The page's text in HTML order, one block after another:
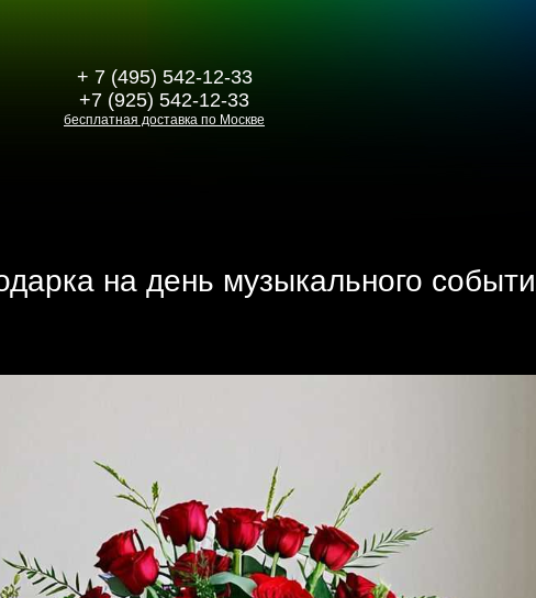
+ 7 (495) 542-12-33
+7 (925) 542-12-33
бесплатная доставка по Москве
на день музыкального